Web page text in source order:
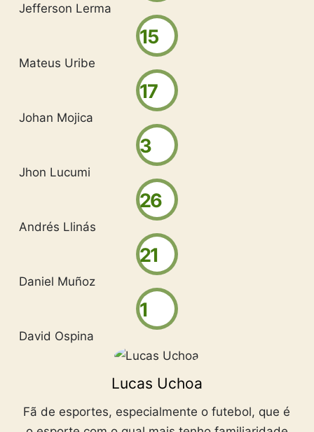
Jefferson Lerma
15
Mateus Uribe
17
Johan Mojica
3
Jhon Lucumi
26
Andrés Llinás
21
Daniel Muñoz
1
David Ospina
Lucas Uchoa
Fã de esportes, especialmente o futebol, que é